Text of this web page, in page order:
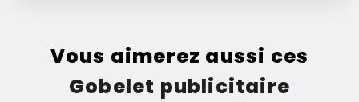
Vous aimerez aussi ces
Gobelet publicitaire